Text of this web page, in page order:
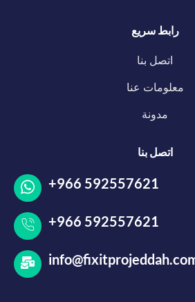
رابط سريع
اتصل بنا
معلومات عنا
مدونة
اتصل بنا
+966 592557621
+966 592557621